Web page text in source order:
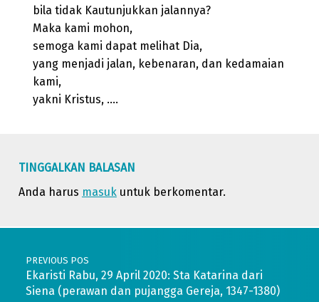
bila tidak Kautunjukkan jalannya?
Maka kami mohon,
semoga kami dapat melihat Dia,
yang menjadi jalan, kebenaran, dan kedamaian
kami,
yakni Kristus, ….
Skip back to main navigation
TINGGALKAN BALASAN
Anda harus masukuntuk berkomentar.
Post navigation
PREVIOUS POS
Ekaristi Rabu, 29 April 2020: Sta Katarina dari
Siena (perawan dan pujangga Gereja, 1347-1380)